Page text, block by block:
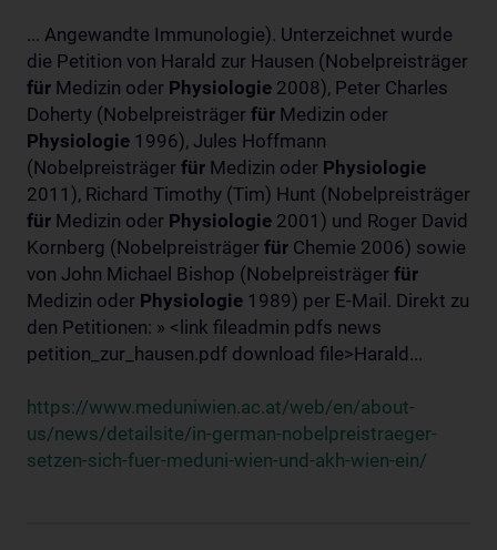
... Angewandte Immunologie). Unterzeichnet wurde
die Petition von Harald zur Hausen (Nobelpreisträger
für Medizin oder Physiologie 2008), Peter Charles
Doherty (Nobelpreisträger für Medizin oder
Physiologie 1996), Jules Hoffmann
(Nobelpreisträger für Medizin oder Physiologie
2011), Richard Timothy (Tim) Hunt (Nobelpreisträger
für Medizin oder Physiologie 2001) und Roger David
Kornberg (Nobelpreisträger für Chemie 2006) sowie
von John Michael Bishop (Nobelpreisträger für
Medizin oder Physiologie 1989) per E-Mail. Direkt zu
den Petitionen: » <link fileadmin pdfs news
petition_zur_hausen.pdf download file>Harald...
https://www.meduniwien.ac.at/web/en/about-
us/news/detailsite/in-german-nobelpreistraeger-
setzen-sich-fuer-meduni-wien-und-akh-wien-ein/